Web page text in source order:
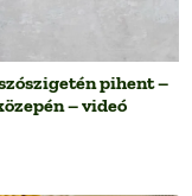
pihent –
– videó